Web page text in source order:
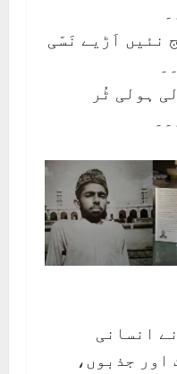
نئیں اَڑیے نَسّی
ہولی ٹُر
انسانی
اور جذبوں،